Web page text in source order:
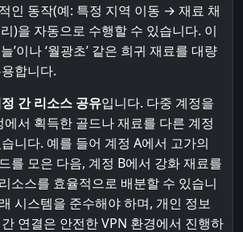
인 동작(예: 특정 지역 이동 → 재료 채
)을 자동으로 수행할 수 있습니다. 이
’이나 ‘월광초’ 같은 희귀 재료를 대량
합니다.
간 리소스 공유입니다. 다중 계정을
서 획득한 골드나 재료를 다른 계정
니다. 예를 들어 계정 A에서 고가의
를 모은 다음, 계정 B에서 강화 재료를
소스를 효율적으로 배분할 수 있습니
시스템을 준수해야 하며, 개인 정보
연결은 안전한 VPN 환경에서 진행하